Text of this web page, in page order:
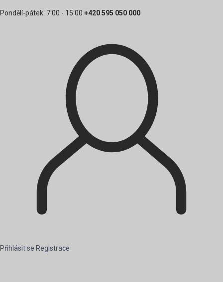
Pondělí-pátek: 7:00 - 15:00 +420 595 050 000
Přihlásit se Registrace